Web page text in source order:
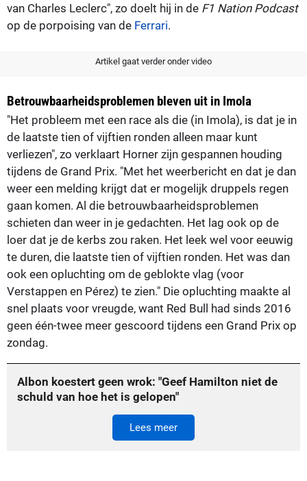
van Charles Leclerc", zo doelt hij in de F1 Nation Podcast
op de porpoising van de Ferrari.
Artikel gaat verder onder video
Betrouwbaarheidsproblemen bleven uit in Imola
"Het probleem met een race als die (in Imola), is dat je in
de laatste tien of vijftien ronden alleen maar kunt
verliezen", zo verklaart Horner zijn gespannen houding
tijdens de Grand Prix. "Met het weerbericht en dat je dan
weer een melding krijgt dat er mogelijk druppels regen
gaan komen. Al die betrouwbaarheidsproblemen
schieten dan weer in je gedachten. Het lag ook op de
loer dat je de kerbs zou raken. Het leek wel voor eeuwig
te duren, die laatste tien of vijftien ronden. Het was dan
ook een opluchting om de geblokte vlag (voor
Verstappen en Pérez) te zien." Die opluchting maakte al
snel plaats voor vreugde, want Red Bull had sinds 2016
geen één-twee meer gescoord tijdens een Grand Prix op
zondag.
Albon koestert geen wrok: "Geef Hamilton niet de
schuld van hoe het is gelopen"
Lees meer